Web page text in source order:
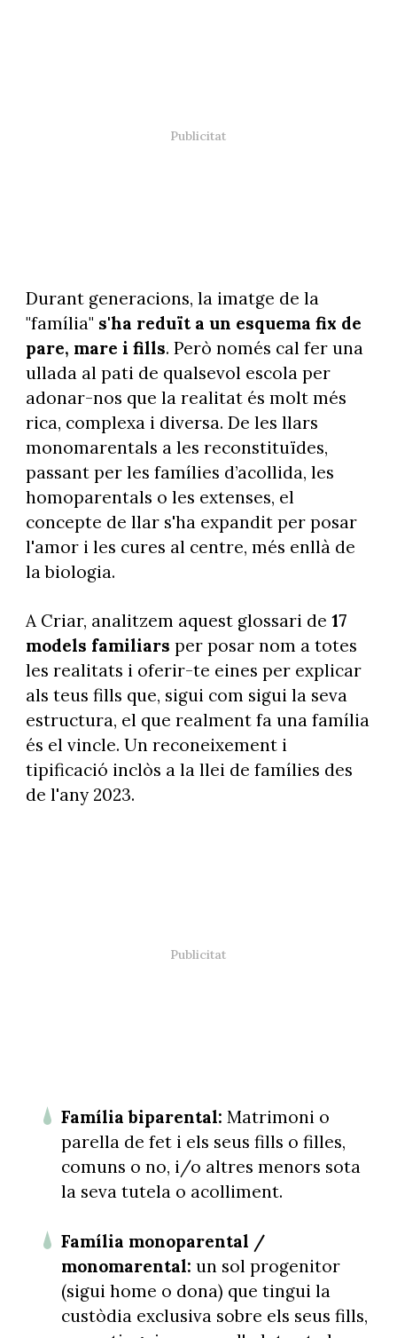
Durant generacions, la imatge de la
"família" s'ha reduït a un esquema fix de
pare, mare i fills. Però només cal fer una
ullada al pati de qualsevol escola per
adonar-nos que la realitat és molt més
rica, complexa i diversa. De les llars
monomarentals a les reconstituïdes,
passant per les famílies d’acollida, les
homoparentals o les extenses, el
concepte de llar s'ha expandit per posar
l'amor i les cures al centre, més enllà de
la biologia.
A Criar, analitzem aquest glossari de 17
models familiars per posar nom a totes
les realitats i oferir-te eines per explicar
als teus fills que, sigui com sigui la seva
estructura, el que realment fa una família
és el vincle. Un reconeixement i
tipificació inclòs a la llei de famílies des
de l'any 2023.
Família biparental: Matrimoni o
parella de fet i els seus fills o filles,
comuns o no, i/o altres menors sota
la seva tutela o acolliment.
Família monoparental /
monomarental: un sol progenitor
(sigui home o dona) que tingui la
custòdia exclusiva sobre els seus fills,